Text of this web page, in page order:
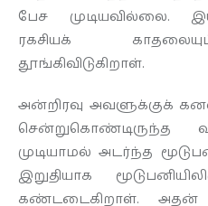
பேச முடியவில்லை.
ரகசியக்
தூங்கிவிடுகிறாள்.
அன்றிரவு அவளுக்குக்
சென்றுகொண்டிருந்த
முடியாமல் அடர்ந்த
இறுதியாக
கண்டடைகிறாள். அதன்